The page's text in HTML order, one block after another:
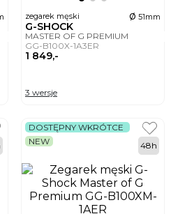
zegarek męski ø 51mm
G-SHOCK
MASTER OF G PREMIUM
GG-B100X-1A3ER
1 849,-
3 wersje
DOSTĘPNY WKRÓTCE
NEW
48h